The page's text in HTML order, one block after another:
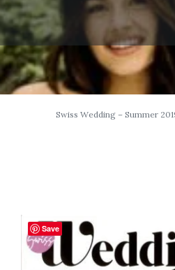
Swiss Wedding – Summer
Save